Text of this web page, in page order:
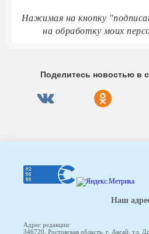
Нажимая на кнопку
на обработку моих
Поделитесь новостью в
Наш
Адрес редакции:
346720, Ростовская область, г. Аксай, ул.